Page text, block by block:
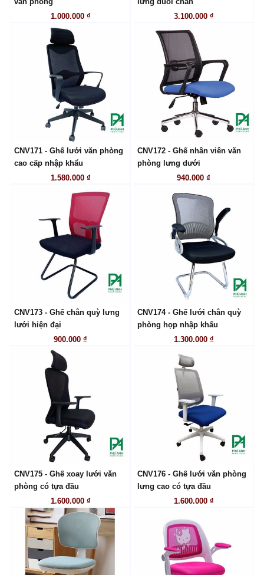
văn phòng
1.000.000 ₫
lưng duỗi chân
3.100.000 ₫
LIÊN HỆ
CNV171 - Ghế lưới văn phòng
cao cấp nhập khẩu
1.580.000 ₫
LIÊN HỆ
CNV172 - Ghế nhân viên văn
phòng lưng dưới
940.000 ₫
LIÊN HỆ
CNV173 - Ghế chân quỳ lưng
lưới hiện đại
900.000 ₫
LIÊN HỆ
CNV174 - Ghế lưới chân quỳ
phòng họp nhập khẩu
1.300.000 ₫
LIÊN HỆ
CNV175 - Ghế xoay lưới văn
phòng có tựa đầu
1.600.000 ₫
LIÊN HỆ
CNV176 - Ghế lưới văn phòng
lưng cao có tựa đầu
1.600.000 ₫